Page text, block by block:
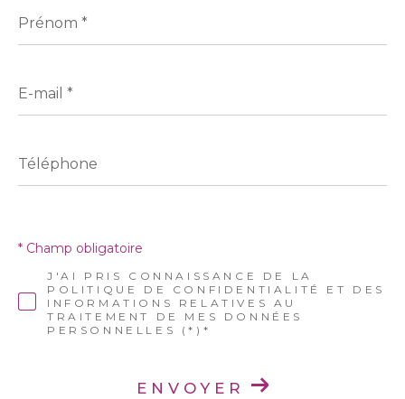
*
mail
J'AI PRIS CONNAISSANCE DE LA
POLITIQUE DE CONFIDENTIALITÉ ET DES
INFORMATIONS RELATIVES AU
TRAITEMENT DE MES DONNÉES
PERSONNELLES (*)*
* Champ obligatoire
ENVOYER